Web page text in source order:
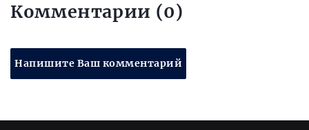
Комментарии (0)
Напишите Ваш комментарий